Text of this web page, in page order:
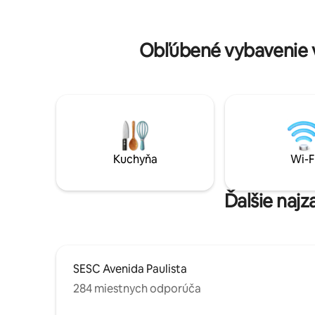
najlepších výhľadov v meste.
Obľúbené
Kuchyňa Wi-
Ďalšie
SESC Avenida Paulista
284 miestnych odporúča